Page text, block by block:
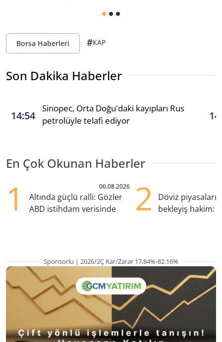
Borsa Haberleri #KAP
Son Dakika Haberler
14:54
Sinopec, Orta Doğu'daki kayıpları Rus
petrolüyle telafi ediyor
En Çok Okunan Haberler
1 06.08.2026
Altında güçlü ralli: Gözler
ABD istihdam verisinde
2
Döviz
bekleyiş hakim:
Sponsorlu | 2026/2Ç Kar/Zarar 17.84%-82.16%